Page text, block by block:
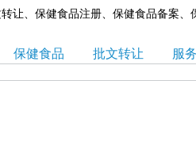
保健食品 批文转让 服